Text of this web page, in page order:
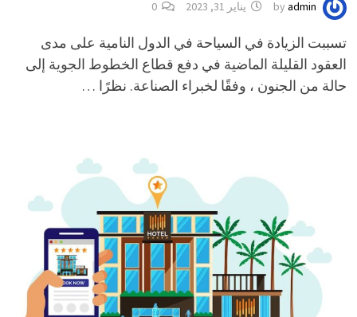
byadmin يناير 31, 2023 0
تسببت الزيادة في السياحة في الدول النامية على مدى
العقود القليلة الماضية في دفع قطاع الخطوط الجوية إلى
حالة من الجنون ، وفقًا لخبراء الصناعة. نظرًا …